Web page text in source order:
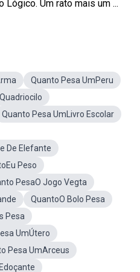
Um rato mais um ...
Quanto Pesa UmPeru
Quanto Pesa UmLivro Escolar
De Elefante
Peso
PesaO Jogo Vegta
QuantoO Bolo Pesa
Pesa
UmÚtero
Pesa UmArceus